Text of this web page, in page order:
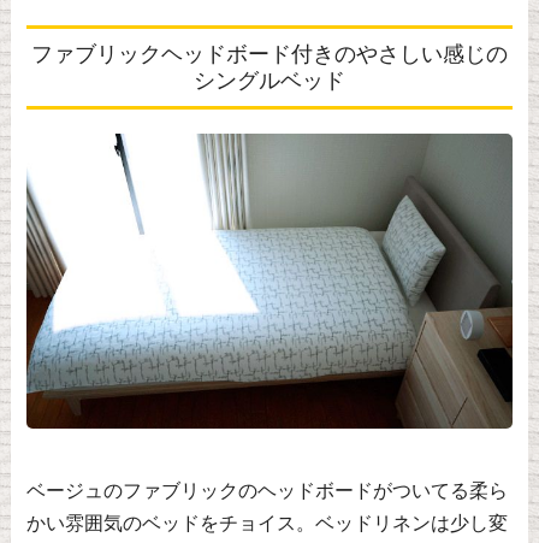
ファブリックヘッドボード付きのやさしい感じの
シングルベッド
ベージュのファブリックのヘッドボードがついてる柔ら
かい雰囲気のベッドをチョイス。ベッドリネンは少し変